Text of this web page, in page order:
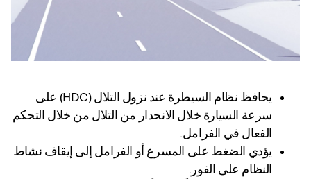
يحافظ نظام السيطرة عند نزول التلال (HDC) على
سرعة السيارة خلال الانحدار من التلال من خلال التحكم
الفعال في الفرامل.
يؤدي الضغط على المسرع أو الفرامل إلى إيقاف نشاط
النظام على الفور.